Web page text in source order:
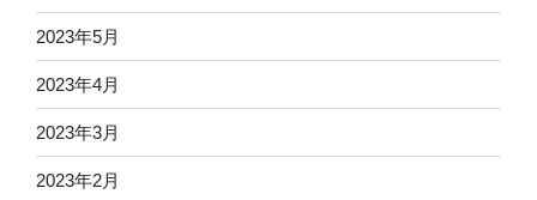
2023年5月
2023年4月
2023年3月
2023年2月